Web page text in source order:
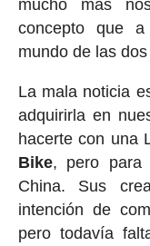
mucho más
concepto que
mundo de las
La mala noticia
adquirirla en
hacerte con una
Bike, pero para
China. Sus
intención de
pero todavía